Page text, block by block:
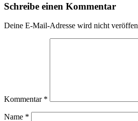
Schreibe einen Kommentar
Deine E-Mail-Adresse wird nicht
Kommentar *
Name *